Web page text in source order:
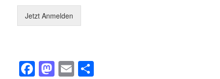
Jetzt Anmelden
Facebook
Mastodon
Email